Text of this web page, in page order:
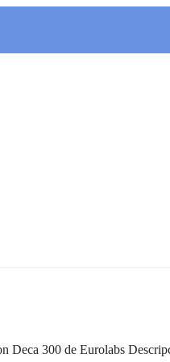
Deca 300 de Eurolabs